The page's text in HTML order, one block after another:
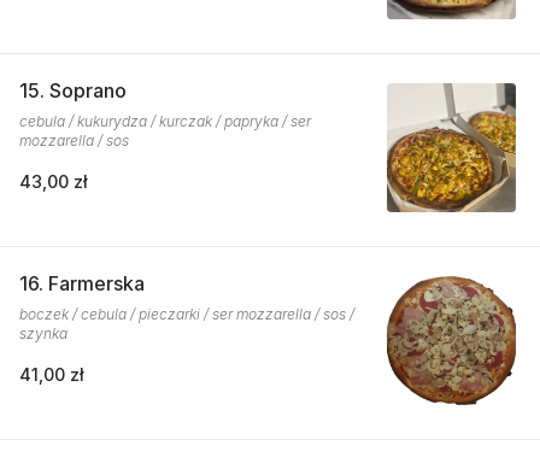
15. Soprano
cebula / kukurydza / kurczak / papryka / ser
mozzarella / sos
43,00 zł
16. Farmerska
boczek / cebula / pieczarki / ser mozzarella / sos /
szynka
41,00 zł